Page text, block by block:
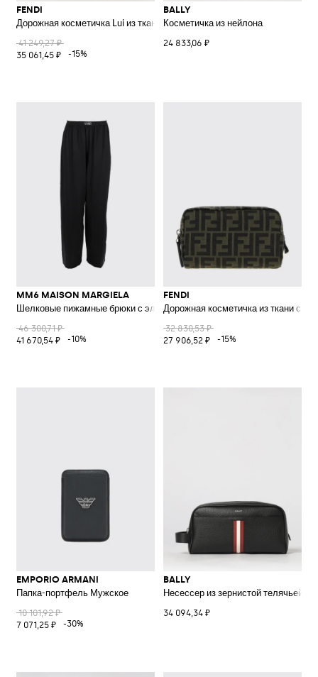
FENDI
Дорожная косметичка Lui из ткани с монограммой FF и кожаной ручкой
41 249,27 ₽
35 061,45 ₽
-15%
BALLY
Косметичка из нейлона
24 833,06 ₽
MM6 MAISON MARGIELA
Шелковые пижамные брюки с эластичным поясом и логотипом
46 300,71 ₽
41 670,54 ₽
-10%
FENDI
Дорожная косметичка из ткани с
32 830,53 ₽
27 906,52 ₽
-15%
EMPORIO ARMANI
Папка-портфель Мужское
10 101,92 ₽
7 071,25 ₽
-30%
BALLY
Несессер из зернистой телячьей
34 094,34 ₽